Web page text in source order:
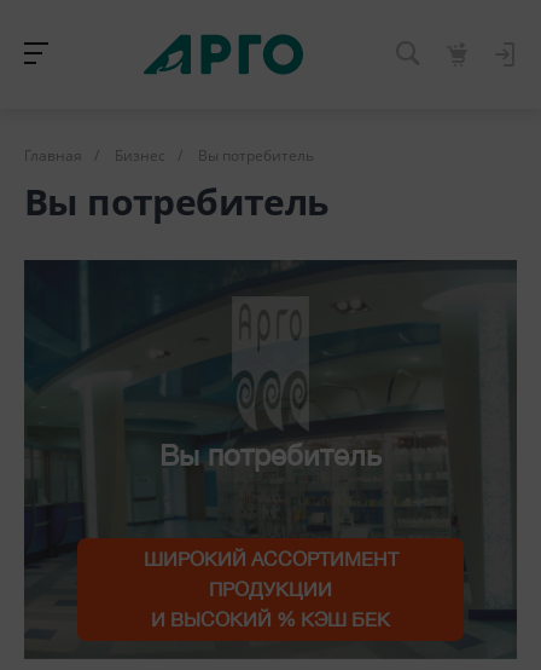
Главная / Бизнес / Вы потребитель
Вы потребитель
Вы потребитель
ШИРОКИЙ АССОРТИМЕНТ
ПРОДУКЦИИ
И ВЫСОКИЙ % КЭШ БЕК